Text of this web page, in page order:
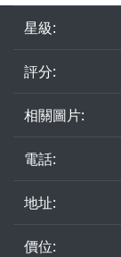
星級:
評分:
相關圖片:
電話:
地址:
價位: